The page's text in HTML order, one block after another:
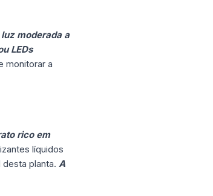
moderada a
LEDs
monitorar a
rico em
líquidos
planta. A